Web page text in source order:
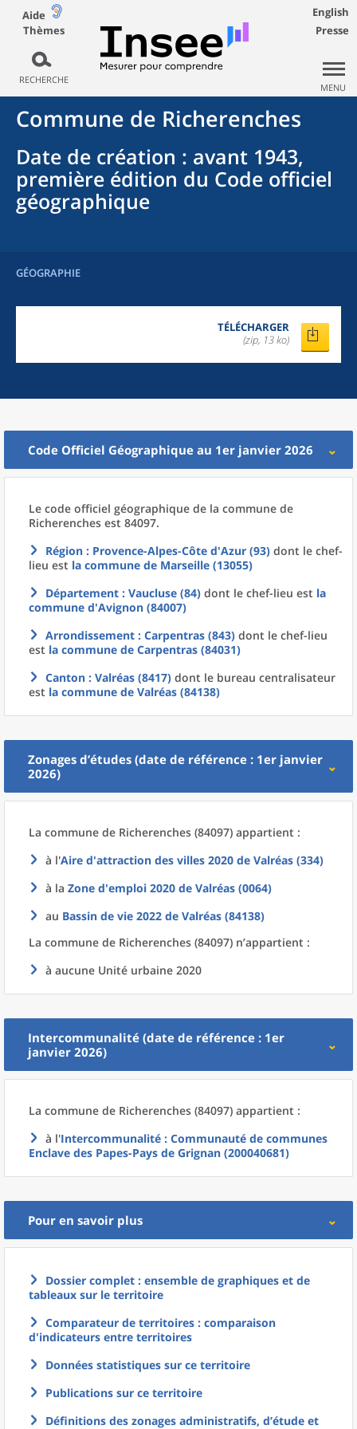
Aide
Thèmes
RECHERCHE
English
Presse
MENU
Commune de Richerenches
Date de création : avant 1943,
première édition du Code officiel
géographique
GÉOGRAPHIE
TÉLÉCHARGER
(zip, 13 ko)
Code Officiel Géographique au 1er janvier 2026
Le code officiel géographique de la commune de
Richerenches est 84097.
Région : Provence-Alpes-Côte d'Azur (93) dont le chef-
lieu est la commune de Marseille (13055)
Département : Vaucluse (84) dont le chef-lieu est la
commune d'Avignon (84007)
Arrondissement : Carpentras (843) dont le chef-lieu
est la commune de Carpentras (84031)
Canton : Valréas (8417) dont le bureau centralisateur
est la commune de Valréas (84138)
Zonages d’études (date de référence : 1er janvier
2026)
La commune de Richerenches (84097) appartient :
à l'Aire d'attraction des villes 2020 de Valréas (334)
à la Zone d'emploi 2020 de Valréas (0064)
au Bassin de vie 2022 de Valréas (84138)
La commune de Richerenches (84097) n’appartient :
à aucune Unité urbaine 2020
Intercommunalité (date de référence : 1er
janvier 2026)
La commune de Richerenches (84097) appartient :
à l'Intercommunalité : Communauté de communes
Enclave des Papes-Pays de Grignan (200040681)
Pour en savoir plus
Dossier complet : ensemble de graphiques et de
tableaux sur le territoire
Comparateur de territoires : comparaison
d'indicateurs entre territoires
Données statistiques sur ce territoire
Publications sur ce territoire
Définitions des zonages administratifs, d’étude et